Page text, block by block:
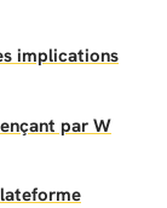
implications
par W